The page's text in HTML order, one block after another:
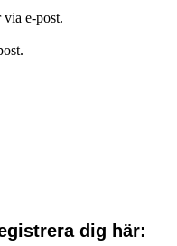
e-post.
dig här: